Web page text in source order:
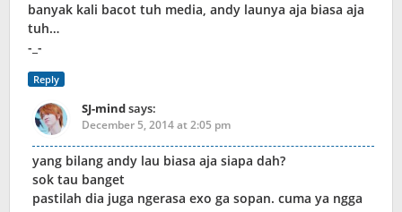
banyak kali bacot tuh media, andy launya aja biasa aja
tuh…
-_-
Reply
SJ-mindsays:
December 5, 2014 at 2:05 pm
yang bilang andy lau biasa aja siapa dah?
sok tau banget
pastilah dia juga ngerasa exo ga sopan. cuma ya ngga